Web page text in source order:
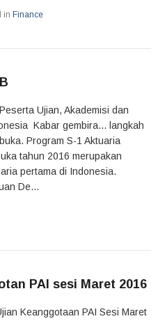
in Finance
Ujian, Akademisi dan
Kabar gembira... langkah
Program S-1 Aktuaria
tahun 2016 merupakan
pertama di Indonesia.
De...
PAI sesi Maret 2016
Keanggotaan PAI Sesi Maret